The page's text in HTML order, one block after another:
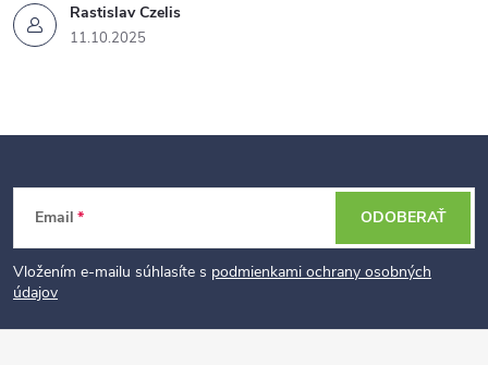
Rastislav Czelis
11.10.2025
t
Email
Vložením e-mailu súhlasíte s podmienkami ochrany osobných
údajov
ODOBERAŤ